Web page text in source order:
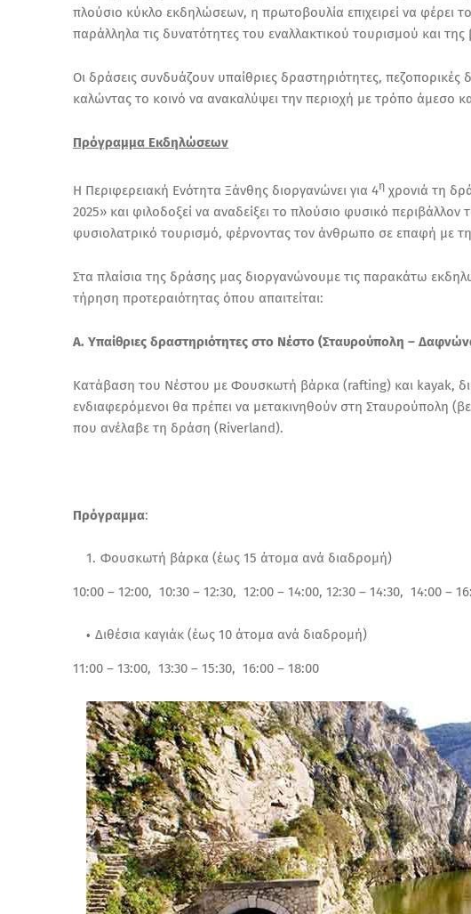
πλούσιο κύκλο εκδηλώσεων, η πρωτοβουλία επιχειρεί να
παράλληλα τις δυνατότητες του εναλλακτικού τουρισμού και
Οι δράσεις συνδυάζουν υπαίθριες δραστηριότητες, πεζοπορικές
καλώντας το κοινό να ανακαλύψει την περιοχή με τρόπο άμεσο
Πρόγραμμα Εκδηλώσεων
Η Περιφερειακή Ενότητα Ξάνθης διοργανώνει για 4η χρονιά τη
2025» και φιλοδοξεί να αναδείξει το πλούσιο φυσικό
φυσιολατρικό τουρισμό, φέρνοντας τον άνθρωπο σε επαφή με
Στα πλαίσια της δράσης μας διοργανώνουμε τις παρακάτω
τήρηση προτεραιότητας όπου απαιτείται:
Α. Υπαίθριες δραστηριότητες στο Νέστο (Σταυρούπολη –
Κατάβαση του Νέστου με Φουσκωτή βάρκα (rafting) και kayak,
ενδιαφερόμενοι θα πρέπει να μετακινηθούν στη Σταυρούπολη
που ανέλαβε τη δράση (Riverland).
Πρόγραμμα:
Φουσκωτή βάρκα (έως 15 άτομα ανά διαδρομή)
10:00 – 12:00, 10:30 – 12:30, 12:00 – 14:00, 12:30 – 14:30, 14:00 –
Διθέσια καγιάκ (έως 10 άτομα ανά διαδρομή)
11:00 – 13:00, 13:30 – 15:30, 16:00 – 18:00